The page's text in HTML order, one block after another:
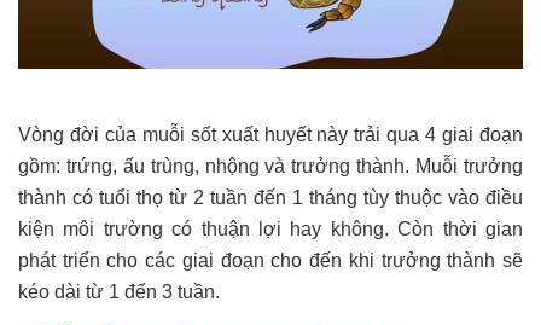
Vòng đời của muỗi sốt xuất huyết này trải qua 4 giai đoạn
gồm: trứng, ấu trùng, nhộng và trưởng thành. Muỗi trưởng
thành có tuổi thọ từ 2 tuần đến 1 tháng tùy thuộc vào điều
kiện môi trường có thuận lợi hay không. Còn thời gian
phát triển cho các giai đoạn cho đến khi trưởng thành sẽ
kéo dài từ 1 đến 3 tuần.